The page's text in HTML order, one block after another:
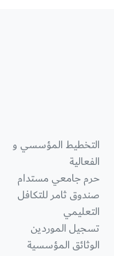
التخطيط المؤسسي و
الفعالية
حرم جامعي مستدام
صندوق ثامر للتكافل
التعليمي
تسجيل الموردين
الوثائق المؤسسية